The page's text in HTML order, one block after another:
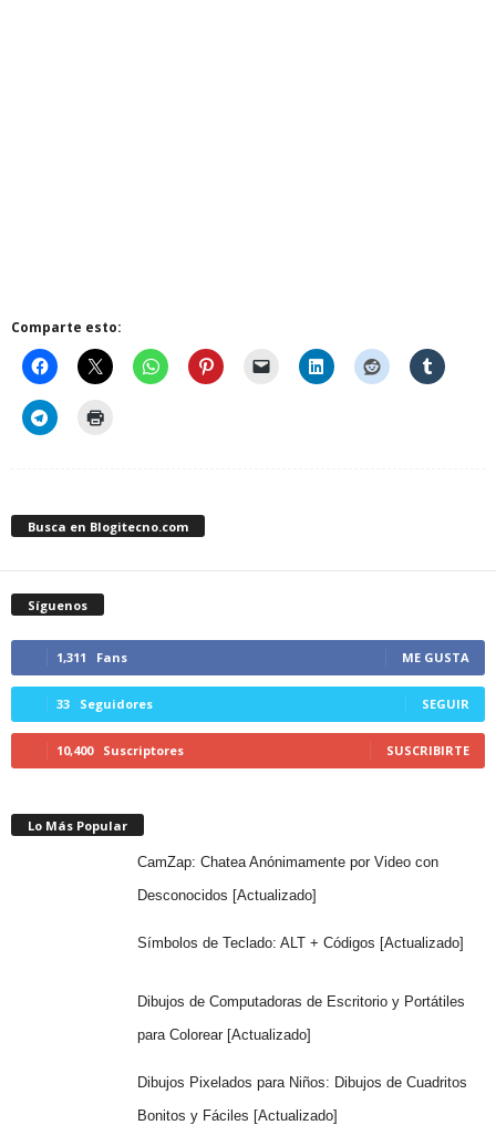
Comparte esto:
Busca en Blogitecno.com
Síguenos
1,311 Fans ME GUSTA
33 Seguidores SEGUIR
10,400 Suscriptores SUSCRIBIRTE
Lo Más Popular
CamZap: Chatea Anónimamente por Video con
Desconocidos [Actualizado]
Símbolos de Teclado: ALT + Códigos [Actualizado]
Dibujos de Computadoras de Escritorio y Portátiles
para Colorear [Actualizado]
Dibujos Pixelados para Niños: Dibujos de Cuadritos
Bonitos y Fáciles [Actualizado]